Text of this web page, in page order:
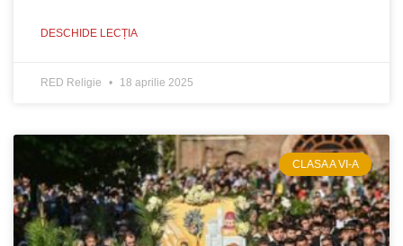
DESCHIDE LECȚIA
RED Religie 18 aprilie 2025
CLASA A VI-A